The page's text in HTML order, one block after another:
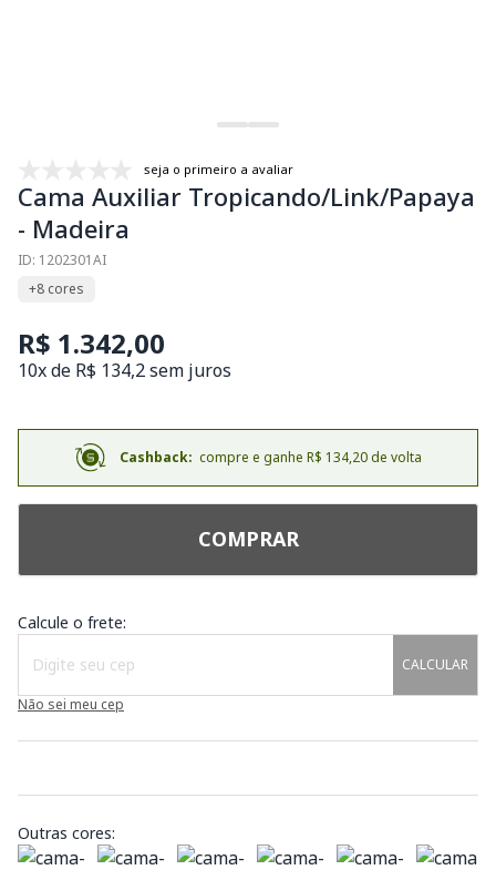
seja o primeiro a avaliar
Cama Auxiliar Tropicando/Link/Papaya
- Madeira
ID: 1202301AI
+8 cores
R$ 1.342,00
10x de R$ 134,2 sem juros
Cashback: compre e ganhe R$ 134,20 de volta
COMPRAR
Calcule o frete:
CALCULAR
Não sei meu cep
Outras cores: